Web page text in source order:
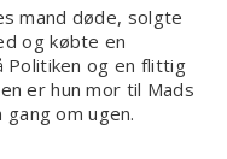
mand døde, solgte
og købte en
Politiken og en flittig
er hun mor til Mads
om ugen.